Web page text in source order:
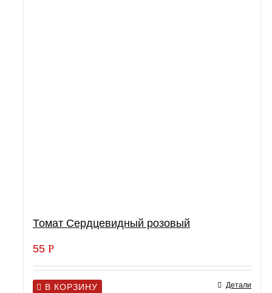
Томат Сердцевидный розовый
55 Р
В КОРЗИНУ Детали